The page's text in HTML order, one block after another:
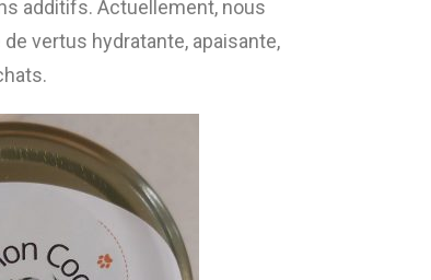
additifs. Actuellement, nous
vertus hydratante, apaisante,